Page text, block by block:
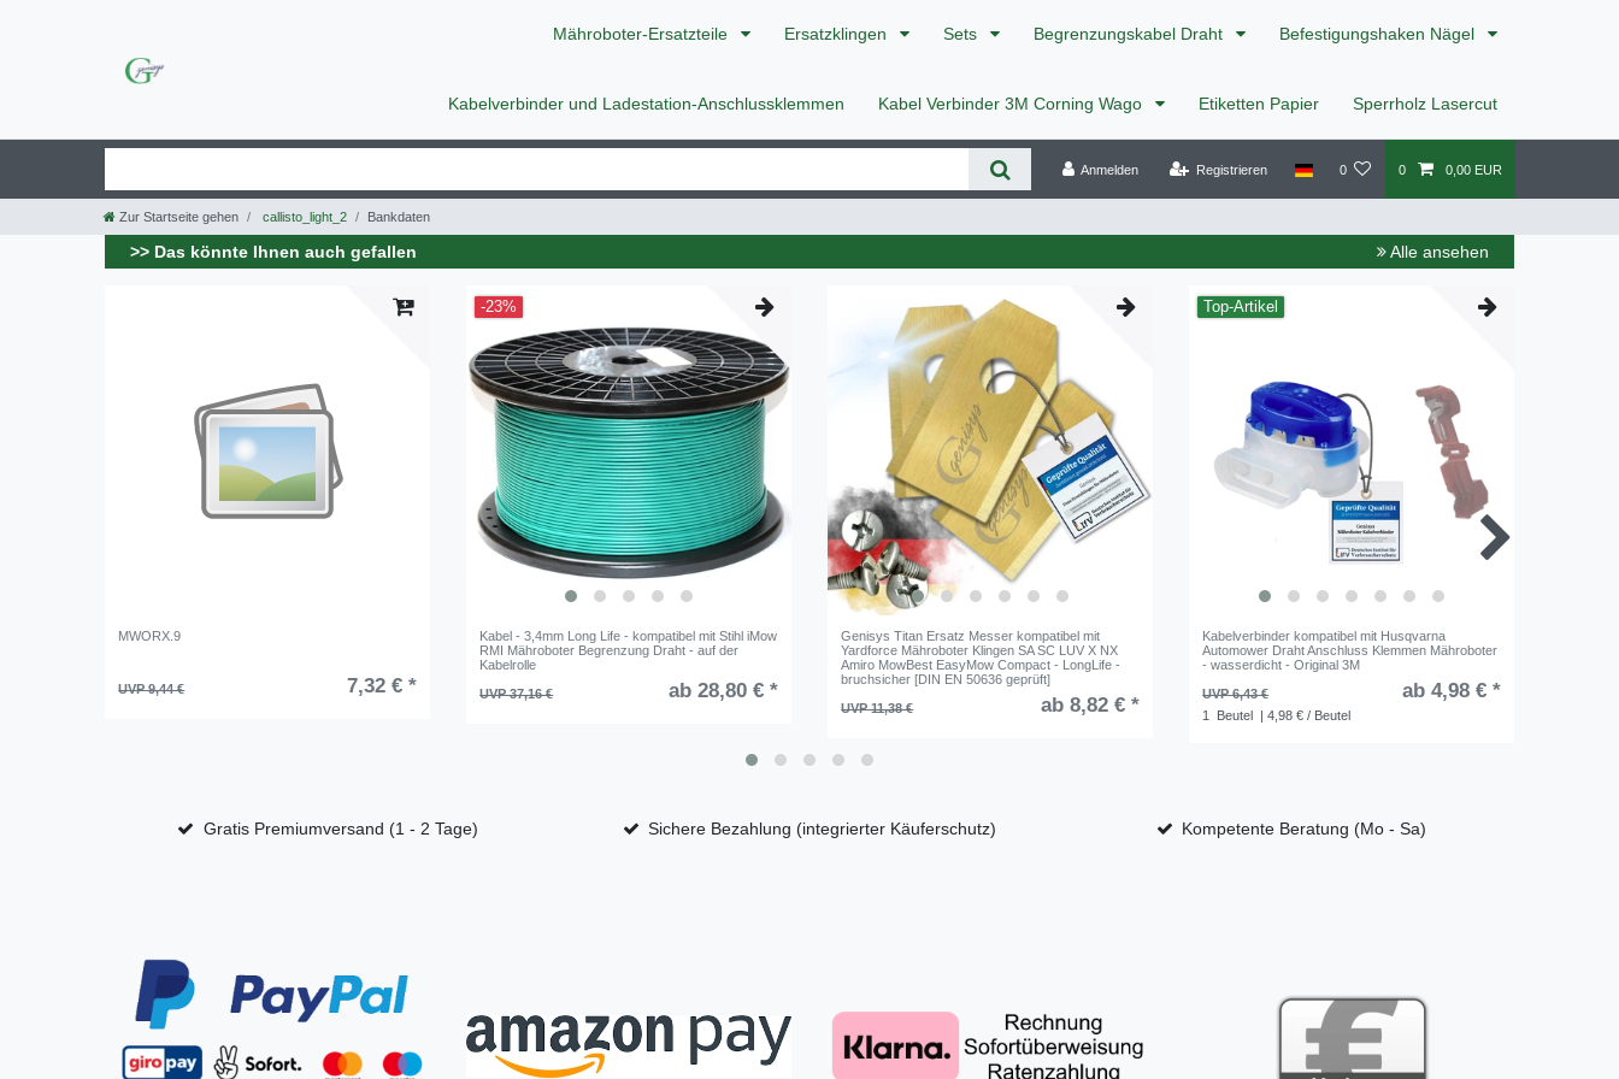
Mähroboter-Ersatzteile Ersatzklingen Sets Begrenzungskabel Draht Befestigungshaken Nägel
Kabelverbinder und Ladestation-Anschlussklemmen Kabel Verbinder 3M Corning Wago Etiketten Papier Sperrholz Lasercut
Anmelden Registrieren 0 0 0,00 EUR
Zur Startseite gehen callisto_light_2 Bankdaten
>> Das könnte Ihnen auch gefallen Alle ansehen
MWORX.9
UVP 9,44 € 7,32 € *
-23%
Kabel - 3,4mm Long Life - kompatibel mit Stihl iMow
RMI Mähroboter Begrenzung Draht - auf der
Kabelrolle
UVP 37,16 €
ab 28,80 € *
Genisys Titan Ersatz Messer kompatibel mit
Yardforce Mähroboter Klingen SA SC LUV X NX
Amiro MowBest EasyMow Compact - LongLife -
bruchsicher [DIN EN 50636 geprüft]
UVP 11,38 €
ab 8,82 € *
Top-Artikel
Kabelverbinder kompatibel mit Husqvarna
Automower Draht Anschluss Klemmen Mähroboter
- wasserdicht - Original 3M
UVP 6,43 €
ab 4,98 € *
1 Beutel | 4,98 € / Beutel
Gratis Premiumversand (1 - 2 Tage) Sichere Bezahlung (integrierter Käuferschutz) Kompetente Beratung (Mo - Sa)